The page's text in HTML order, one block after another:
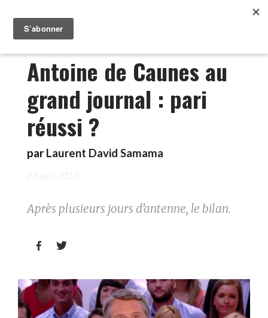
Antoine de Caunes au
grand journal : pari
réussi ?
par Laurent David Samama
29 août 2013
Après plusieurs jours d’antenne, le bilan.
 